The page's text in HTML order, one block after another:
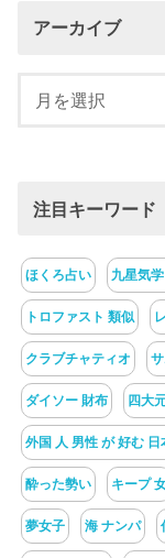
アーカイブ
注目キーワード
ほくろ占い 九星気
トロファスト 類似
クラブチャティオ
ダイソー 財布 四大
外国 人 男性 が 好む 日
酔った勢い キープ
夢女子 海 ナンパ